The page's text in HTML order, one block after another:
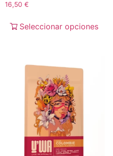
16,50 €
Seleccionar opciones